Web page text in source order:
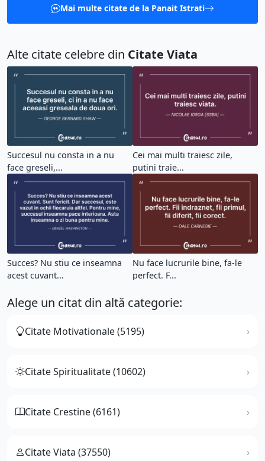
Mai multe citate de la Panait Istrati
Alte citate celebre din Citate Viata
Succesul nu consta in a nu
face greseli,...
Cei mai multi traiesc zile,
putini traie...
Succes? Nu stiu ce inseamna
acest cuvant...
Nu face lucrurile bine, fa-le
perfect. F...
Alege un citat din altă categorie:
Citate Motivationale (5195)
Citate Spiritualitate (10602)
Citate Crestine (6161)
Citate Viata (37550)